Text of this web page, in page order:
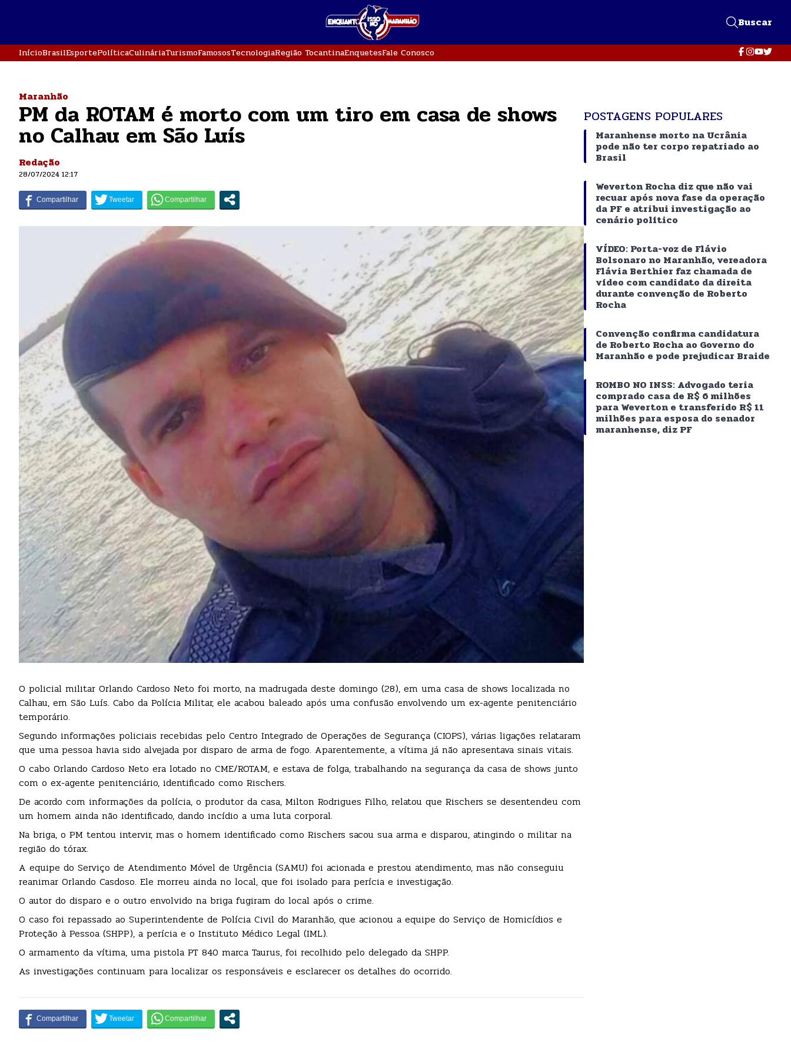
Buscar
InícioBrasilEsportePolíticaCulináriaTurismoFamososTecnologiaRegião TocantinaEnquetesFale Conosco
Maranhão
PM da ROTAM é morto com um tiro em casa de shows
no Calhau em São Luís
Redação
28/07/2024 12:17
O policial militar Orlando Cardoso Neto foi morto, na madrugada deste domingo (28), em uma casa de shows localizada no
Calhau, em São Luís. Cabo da Polícia Militar, ele acabou baleado após uma confusão envolvendo um ex-agente penitenciário
temporário.
Segundo informações policiais recebidas pelo Centro Integrado de Operações de Segurança (CIOPS), várias ligações relataram
que uma pessoa havia sido alvejada por disparo de arma de fogo. Aparentemente, a vítima já não apresentava sinais vitais.
O cabo Orlando Cardoso Neto era lotado no CME/ROTAM, e estava de folga, trabalhando na segurança da casa de shows junto
com o ex-agente penitenciário, identificado como Rischers.
De acordo com informações da polícia, o produtor da casa, Milton Rodrigues Filho, relatou que Rischers se desentendeu com
um homem ainda não identificado, dando incídio a uma luta corporal.
Na briga, o PM tentou intervir, mas o homem identificado como Rischers sacou sua arma e disparou, atingindo o militar na
região do tórax.
A equipe do Serviço de Atendimento Móvel de Urgência (SAMU) foi acionada e prestou atendimento, mas não conseguiu
reanimar Orlando Casdoso. Ele morreu ainda no local, que foi isolado para perícia e investigação.
O autor do disparo e o outro envolvido na briga fugiram do local após o crime.
O caso foi repassado ao Superintendente de Polícia Civil do Maranhão, que acionou a equipe do Serviço de Homicídios e
Proteção à Pessoa (SHPP), a perícia e o Instituto Médico Legal (IML).
O armamento da vítima, uma pistola PT 840 marca Taurus, foi recolhido pelo delegado da SHPP.
As investigações continuam para localizar os responsáveis e esclarecer os detalhes do ocorrido.
POSTAGENS POPULARES
Maranhense morto na Ucrânia
pode não ter corpo repatriado ao
Brasil
Weverton Rocha diz que não vai
recuar após nova fase da operação
da PF e atribui investigação ao
cenário político
VÍDEO: Porta-voz de Flávio
Bolsonaro no Maranhão, vereadora
Flávia Berthier faz chamada de
vídeo com candidato da direita
durante convenção de Roberto
Rocha
Convenção confirma candidatura
de Roberto Rocha ao Governo do
Maranhão e pode prejudicar Braide
ROMBO NO INSS: Advogado teria
comprado casa de R$ 6 milhões
para Weverton e transferido R$ 11
milhões para esposa do senador
maranhense, diz PF